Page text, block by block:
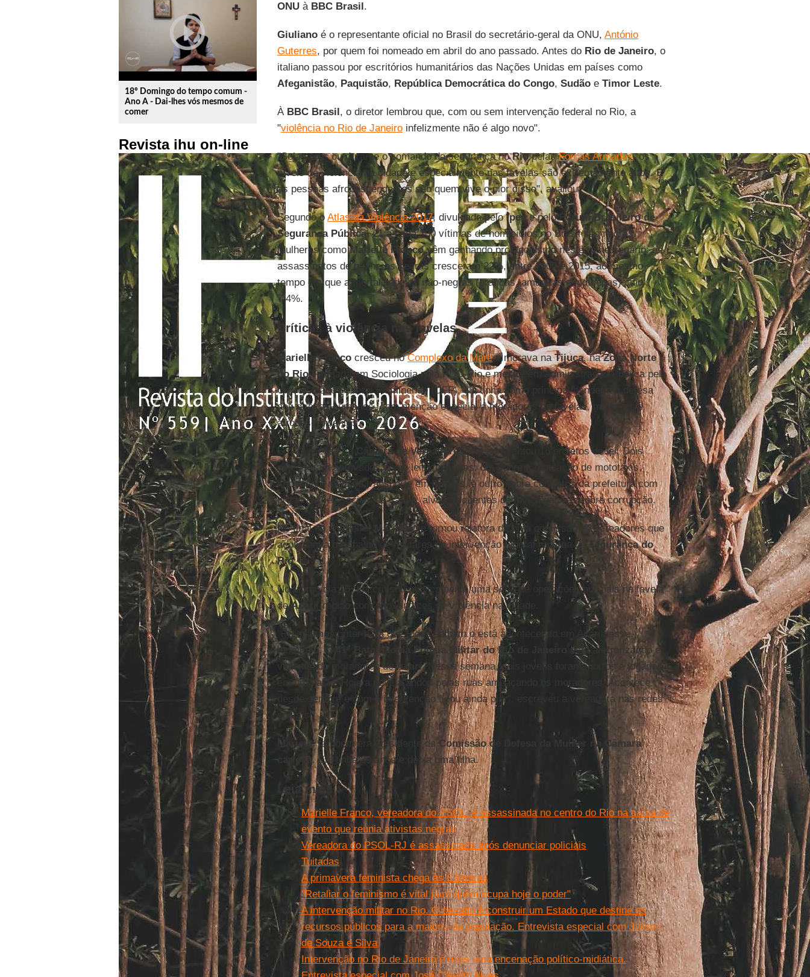
play_circle_outline
18º Domingo do tempo comum -
Ano A - Dai-lhes vós mesmos de
comer
Revista ihu on-line
ONUà BBC Brasil.
Giulianoé o representante oficial no Brasil do secretário-geral da ONU, António
Guterres, por quem foi nomeado em abril do ano passado. Antes do Rio de Janeiro, o
italiano passou por escritórios humanitários das Nações Unidas em países como
Afeganistão, Paquistão, República Democrática do Congo, Sudãoe Timor Leste.
À BBC Brasil, o diretor lembrou que, com ou sem intervenção federal no Rio, a
"violência no Rio de Janeiroinfelizmente não é algo novo".
"Seja antes ou durante o comando da segurança noRiopelasForças Armadas, os
níveis de violência na cidade e especialmente nas favelas são extremamente altos. E
as pessoas afrodescendentes são quem vive o pior disso", avaliou.
Segundo o Atlas da Violência 2017, divulgado peloIpeae peloFórum Brasileiro de
Segurança Pública, 71 a cada 100 vítimas de homicídios no Brasil são negras.
Mulheres comoMarielle Francovêm ganhando protagonismo neste triste cenário: os
assassinatos de mulheres negras cresceram 22%, entre 2005 e 2015, ao mesmo
tempo em que a mortalidade de não-negras (brancas, amarelas e indígenas) caiu
7,4%.
Críticas à violência nas favelas
Marielle Francocresceu noComplexo da Marée morava naTijuca, naZona Norte
do Rio.Formada em Sociologia pela PUC-Rio e mestre em Administração Pública pela
Universidade Federal Fluminense (UFF), ela tinha como principal bandeira a defesa
aos direitos humanos, com atenção especial a moradores de favelas, mulheres e
afrodescendentes.
Em 15 meses naCâmara de Vereadores
, ela apresentou 16 projetos de lei. Dois
deles foram aprovados como leis concretas: um sobre a regulação de mototáxis,
importante meio de transporte em favelas, e outro sobre contratos da prefeitura com
organizações sociais de saúde, alvos frequentes de investigações sobre corrupção.
No final de fevereiro, Mariellese tornou relatora de uma comissão de vereadores que
acompanha o trabalho de militares na intervenção federal na área de
segurança do
Rio.
No último dia 10, ela criticou publicamente uma série de operações policiais na favela
deAcari , região com altos índices de violência na cidade.
"Precisamos gritar para que todos saibam o está acontecendo em Acari nesse
momento. O
41° Batalhão da Polícia Militar do Rio de Janeiro
está aterrorizando e
violentando moradores deAcari. Nessa semana, dois jovens foram mortos e jogados
em um valão. Hoje a polícia andou pelas ruas ameaçando os moradores. Acontece
desde sempre e com a intervenção ficou ainda pior", escreveu a vereadora nas redes
sociais.
Marielletambém era presidente da Comissão de Defesa da Mulher na Câmara
carioca. Ela tinha 39 anos e deixa uma filha.
Leia mais
Marielle Franco, vereadora do PSOL, é assassinada no centro do Rio na saída de
evento que reunia ativistas negras
Vereadora do PSOL-RJ é assassinada após denunciar policiais
Tuitadas
A primavera feminista chega às Câmaras
"Retaliar o feminismo é vital para quem ocupa hoje o poder"
A intervenção militar no Rio. O desafio é construir um Estado que destine os
recursos públicos para a maioria da população. Entrevista especial com Jailson
de Souza e Silva
Intervenção no Rio de Janeiro é mais uma encenação político-midiática.